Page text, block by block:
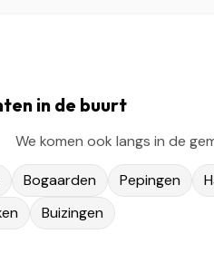
in de buurt
We komen ook langs in de
Bogaarden Pepingen
Buizingen